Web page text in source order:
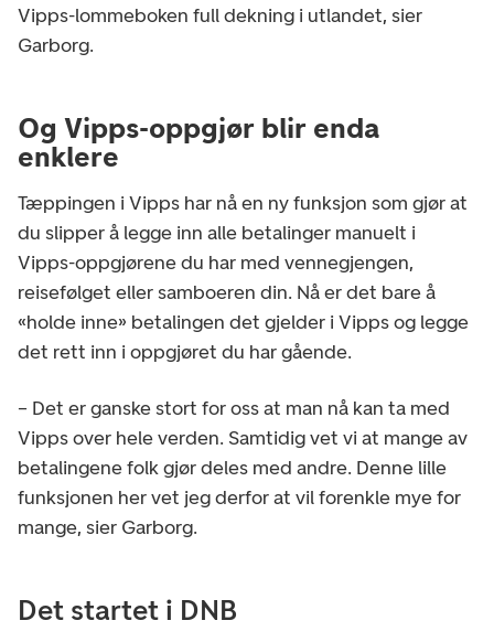
Vipps-lommeboken full dekning i utlandet, sier
Garborg.
Og Vipps-oppgjør blir enda
enklere
Tæppingen i Vipps har nå en ny funksjon som gjør at
du slipper å legge inn alle betalinger manuelt i
Vipps-oppgjørene du har med vennegjengen,
reisefølget eller samboeren din. Nå er det bare å
«holde inne» betalingen det gjelder i Vipps og legge
det rett inn i oppgjøret du har gående.
– Det er ganske stort for oss at man nå kan ta med
Vipps over hele verden. Samtidig vet vi at mange av
betalingene folk gjør deles med andre. Denne lille
funksjonen her vet jeg derfor at vil forenkle mye for
mange, sier Garborg.
Det startet i DNB